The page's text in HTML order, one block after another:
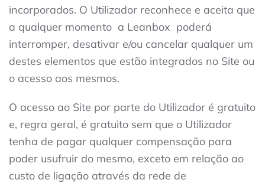
incorporados. O Utilizador reconhece e aceita que
a qualquer momento a Leanbox poderá
interromper, desativar e/ou cancelar qualquer um
destes elementos que estão integrados no Site ou
o acesso aos mesmos.
O acesso ao Site por parte do Utilizador é gratuito
e, regra geral, é gratuito sem que o Utilizador
tenha de pagar qualquer compensação para
poder usufruir do mesmo, exceto em relação ao
custo de ligação através da rede de